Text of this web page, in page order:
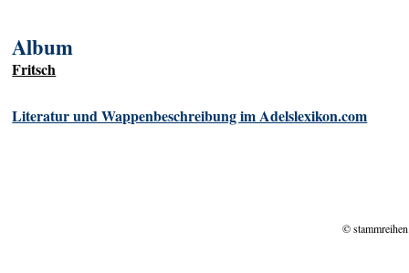
Album
Fritsch
Literatur und Wappenbeschreibung im Adelslexikon.com
©